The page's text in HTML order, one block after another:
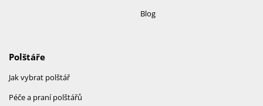
Blog
Polštáře
Jak vybrat polštář
Péče a praní polštářů